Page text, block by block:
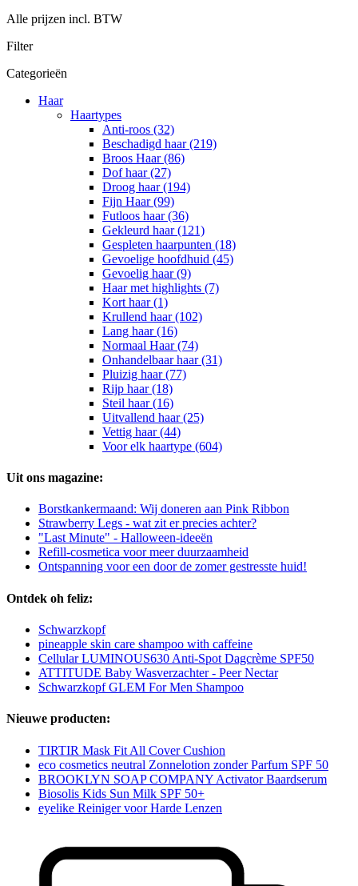
Alle prijzen incl. BTW
Filter
Categorieën
Haar
Haartypes
Anti-roos (32)
Beschadigd haar (219)
Broos Haar (86)
Dof haar (27)
Droog haar (194)
Fijn Haar (99)
Futloos haar (36)
Gekleurd haar (121)
Gespleten haarpunten (18)
Gevoelige hoofdhuid (45)
Gevoelig haar (9)
Haar met highlights (7)
Kort haar (1)
Krullend haar (102)
Lang haar (16)
Normaal Haar (74)
Onhandelbaar haar (31)
Pluizig haar (77)
Rijp haar (18)
Steil haar (16)
Uitvallend haar (25)
Vettig haar (44)
Voor elk haartype (604)
Uit ons magazine:
Borstkankermaand: Wij doneren aan Pink Ribbon
Strawberry Legs - wat zit er precies achter?
"Last Minute" - Halloween-ideeën
Refill-cosmetica voor meer duurzaamheid
Ontspanning voor een door de zomer gestresste huid!
Ontdek oh feliz:
Schwarzkopf
pineapple skin care shampoo with caffeine
Cellular LUMINOUS630 Anti-Spot Dagcrème SPF50
ATTITUDE Baby Wasverzachter - Peer Nectar
Schwarzkopf GLEM For Men Shampoo
Nieuwe producten:
TIRTIR Mask Fit All Cover Cushion
eco cosmetics neutral Zonnelotion zonder Parfum SPF 50
BROOKLYN SOAP COMPANY Activator Baardserum
Biosolis Kids Sun Milk SPF 50+
eyelike Reiniger voor Harde Lenzen